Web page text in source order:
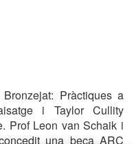
Pràctiques a
i Taylor Cullity
Prof Leon van Schaik i
una beca ARC